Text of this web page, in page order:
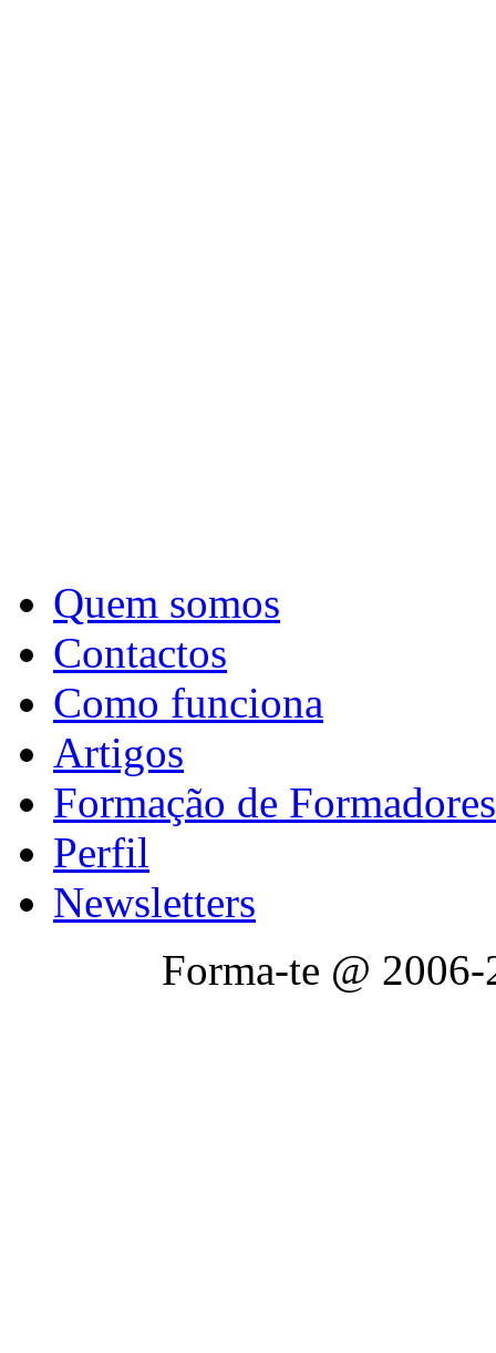
Quem somos
Contactos
Como funciona
Artigos
Formação de Formadores
Perfil
Newsletters
Forma-te @